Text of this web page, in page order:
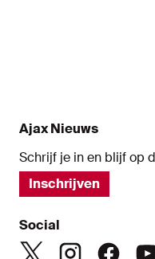
Ajax Nieuws
Schrijf je in en blijf op
Inschrijven
Social